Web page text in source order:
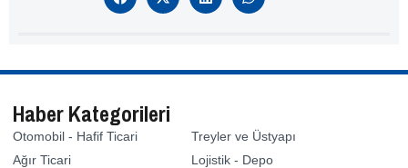
Haber Kategorileri
Otomobil - Hafif Ticari
Ağır Ticari
Treyler ve Üstyapı
Lojistik - Depo